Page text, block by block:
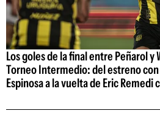
Los goles de la final entre Peñarol y
Torneo Intermedio: del estreno
Espinosa a la vuelta de Eric Remedi